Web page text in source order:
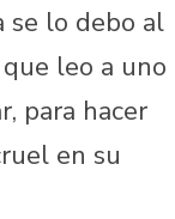
se lo debo al
leo a uno
para hacer
en su